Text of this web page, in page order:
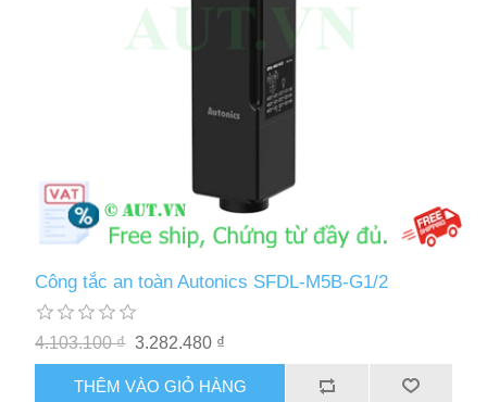
Công tắc an toàn Autonics SFDL-M5B-G1/2
4.103.100 ₫ 3.282.480 ₫
THÊM VÀO GIỎ HÀNG